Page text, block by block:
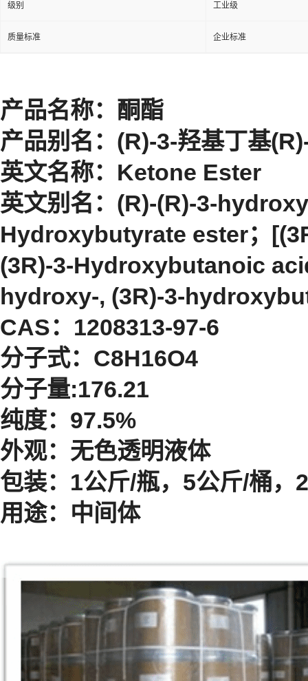
级别 工业级
质量标准 企业标准
产品名称：酮酯
产品别名：(R)-3-羟基丁基
英文名称：Ketone Ester
英文别名：(R)-(R)-3-
Hydroxybutyrate ester；
(3R)-3-Hydroxybutanoic
hydroxy-, (3R)-3-
CAS：1208313-97-6
分子式：C8H16O4
分子量:176.21
纯度：97.5%
外观：无色透明液体
包装：1公斤/瓶，5公斤/桶，
用途：中间体